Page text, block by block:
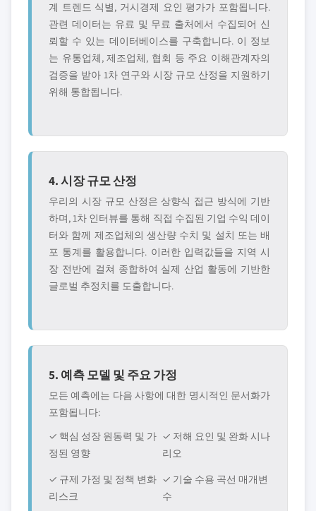
계 트렌드 식별, 거시경제 요인 평가가 포함됩니다.
관련 데이터는 유료 및 무료 출처에서 수집되어 신
뢰할 수 있는 데이터베이스를 구축합니다. 이 정보
는 유통업체, 제조업체, 협회 등 주요 이해관계자의
검증을 받아 1차 연구와 시장 규모 산정을 지원하기
위해 통합됩니다.
4. 시장 규모 산정
우리의 시장 규모 산정은 상향식 접근 방식에 기반
하며, 1차 인터뷰를 통해 직접 수집된 기업 수익 데이
터와 함께 제조업체의 생산량 수치 및 설치 또는 배
포 통계를 활용합니다. 이러한 입력값들을 지역 시
장 전반에 걸쳐 종합하여 실제 산업 활동에 기반한
글로벌 추정치를 도출합니다.
5. 예측 모델 및 주요 가정
모든 예측에는 다음 사항에 대한 명시적인 문서화가
포함됩니다:
✓ 핵심 성장 원동력 및 가
정된 영향
✓ 저해 요인 및 완화 시나
리오
✓ 규제 가정 및 정책 변화
리스크
✓ 기술 수용 곡선 매개변
수